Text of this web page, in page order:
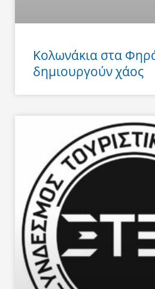
Κολωνάκια στα
δημιουργούν χάος